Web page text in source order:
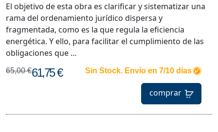
65,00 €61,75 € Sin Stock. Envío en 7/10 días
comprar
El objetivo de esta obra es clarificar y sistematizar una
rama del ordenamiento jurídico dispersa y
fragmentada, como es la que regula la eficiencia
energética. Y ello, para facilitar el cumplimiento de las
obligaciones que …